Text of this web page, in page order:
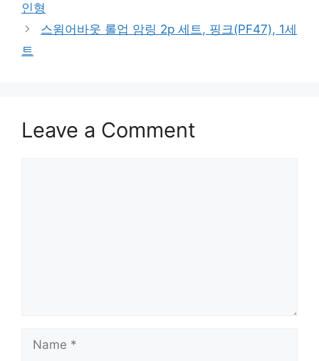
인형
스윔어바웃 롤업 암링 2p 세트, 핑크(PF47), 1세
트
Leave a Comment
Name